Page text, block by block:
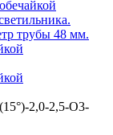
2,0-2,5-О3-